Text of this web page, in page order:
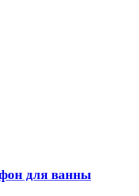
для ванны